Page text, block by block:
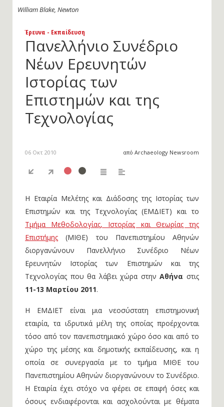
William Blake, Newton
Έρευνα - Εκπαίδευση
Πανελλήνιο Συνέδριο
Νέων Ερευνητών
Ιστορίας των
Eπιστημών και της
Τεχνολογίας
06 Οκτ 2010 από Archaeology Newsroom
Η Εταιρία Μελέτης και Διάδοσης της Ιστορίας των
Επιστημών και της Τεχνολογίας (ΕΜΔΙΕΤ) και το
Τμήμα Μεθοδολογίας, Ιστορίας και Θεωρίας της
Επιστήμης (ΜΙΘΕ) του Πανεπιστημίου Αθηνών
διοργανώνουν Πανελλήνιο Συνέδριο Νέων
Ερευνητών Ιστορίας των Eπιστημών και της
Τεχνολογίας που θα λάβει χώρα στην Αθήναστις
11-13 Μαρτίου 2011.
H ΕΜΔΙΕΤ είναι μια νεοσύστατη επιστημονική
εταιρία, τα ιδρυτικά μέλη της οποίας προέρχονται
τόσο από τον πανεπιστημιακό χώρο όσο και από το
χώρο της μέσης και δημοτικής εκπαίδευσης, και η
οποία σε συνεργασία με το τμήμα ΜΙΘΕ του
Πανεπιστημίου Αθηνών διοργανώνουν το Συνέδριο.
Η Εταιρία έχει στόχο να φέρει σε επαφή όσες και
όσους ενδιαφέρονται και ασχολούνται με θέματα